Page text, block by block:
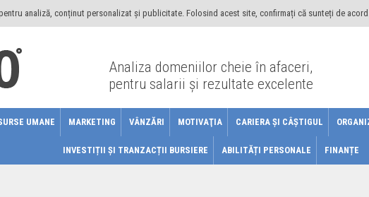
analiză, conținut personalizat și publicitate. Folosind acest site, confirmați că sunteți de
Analiza domeniilor cheie în afaceri,
pentru salarii şi rezultate excelente
UMANE MARKETING VÂNZĂRI MOTIVAŢIA CARIERA ŞI CÂŞTIGUL
INVESTIȚII ȘI TRANZACȚII BURSIERE ABILITĂȚI PERSONALE FINANȚE